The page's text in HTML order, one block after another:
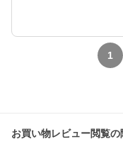
1
お買い物レビュー閲覧